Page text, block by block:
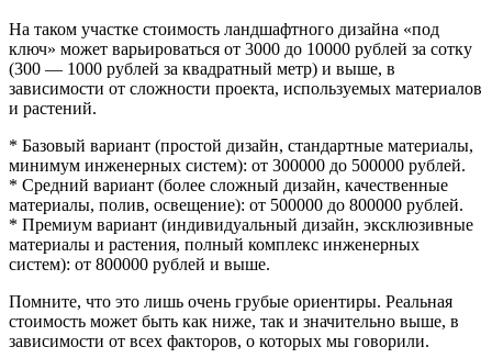
На таком участке стоимость ландшафтного дизайна «под
ключ» может варьироваться от 3000 до 10000 рублей за сотку
(300 — 1000 рублей за квадратный метр) и выше, в
зависимости от сложности проекта, используемых материалов
и растений.
* Базовый вариант (простой дизайн, стандартные материалы,
минимум инженерных систем): от 300000 до 500000 рублей.
* Средний вариант (более сложный дизайн, качественные
материалы, полив, освещение): от 500000 до 800000 рублей.
* Премиум вариант (индивидуальный дизайн, эксклюзивные
материалы и растения, полный комплекс инженерных
систем): от 800000 рублей и выше.
Помните, что это лишь очень грубые ориентиры. Реальная
стоимость может быть как ниже, так и значительно выше, в
зависимости от всех факторов, о которых мы говорили.